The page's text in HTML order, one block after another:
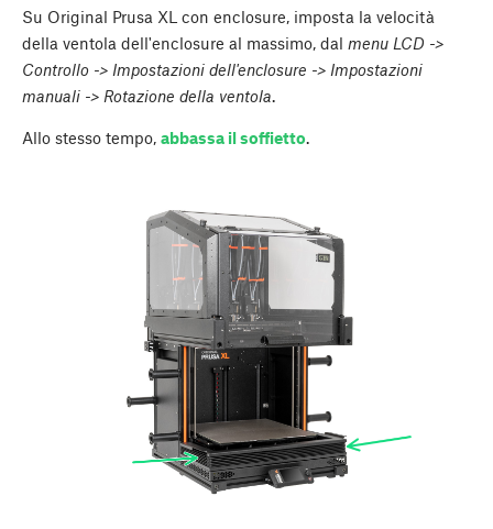
Su Original Prusa XL con enclosure, imposta la velocità
della ventola dell'enclosure al massimo, dal menu LCD ->
Controllo -> Impostazioni dell'enclosure -> Impostazioni
manuali -> Rotazione della ventola.
Allo stesso tempo, abbassa il soffietto.